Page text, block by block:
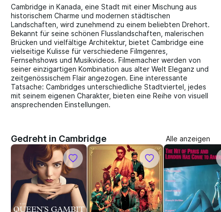
Cambridge in Kanada, eine Stadt mit einer Mischung aus
historischem Charme und modernen städtischen
Landschaften, wird zunehmend zu einem beliebten Drehort.
Bekannt für seine schönen Flusslandschaften, malerischen
Brücken und vielfältige Architektur, bietet Cambridge eine
vielseitige Kulisse für verschiedene Filmgenres,
Fernsehshows und Musikvideos. Filmemacher werden von
seiner einzigartigen Kombination aus alter Welt Eleganz und
zeitgenössischem Flair angezogen. Eine interessante
Tatsache: Cambridges unterschiedliche Stadtviertel, jedes
mit seinem eigenen Charakter, bieten eine Reihe von visuell
ansprechenden Einstellungen.
Gedreht in Cambridge Alle anzeigen